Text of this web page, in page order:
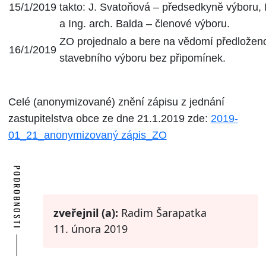
15/1/2019 takto: J. Svatoňová – předsedkyně výboru,
a Ing. arch. Balda – členové výboru.
16/1/2019
ZO projednalo a bere na vědomí
stavebního výboru bez připomínek.
Celé (anonymizované) znění zápisu z jednání
zastupitelstva obce ze dne 21.1.2019 zde: 2019-
01_21_anonymizovaný zápis_ZO
PODROBNOSTI zveřejnil (a): Radim Šarapatka
11. února 2019